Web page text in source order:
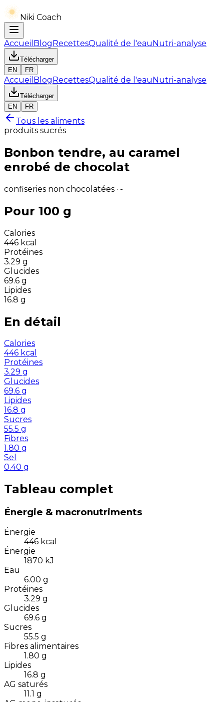
Niki Coach
Accueil BlogRecettesQualité de l'eauNutri-analyse
Télécharger
EN
FR
Accueil BlogRecettesQualité de l'eauNutri-analyse
Télécharger
EN
FR
Tous les aliments
produits sucrés
Bonbon tendre, au caramel
enrobé de chocolat
confiseries non chocolatées · -
Pour 100 g
Calories
446 kcal
Protéines
3.29 g
Glucides
69.6 g
Lipides
16.8 g
En détail
Calories
446 kcal
Protéines
3.29 g
Glucides
69.6 g
Lipides
16.8 g
Sucres
55.5 g
Fibres
1.80 g
Sel
0.40 g
Tableau complet
Énergie & macronutriments
Énergie
446 kcal
Énergie
1870 kJ
Eau
6.00 g
Protéines
3.29 g
Glucides
69.6 g
Sucres
55.5 g
Fibres alimentaires
1.80 g
Lipides
16.8 g
AG saturés
11.1 g